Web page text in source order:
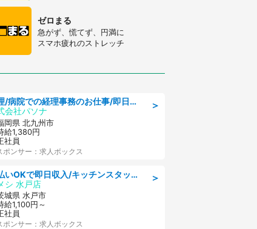
ゼロまる
急がず、慌てず、円満に
スマホ疲れのストレッチ
＞
経理/病院での経理事務のお仕事/即日勤務可/車通勤可/経理/一般事務
会社パソナ
岡県 北九州市
給1,380円
社員
ポンサー：求人ボックス
＞
日払いOKで即日収入/キッチンスタッフ/「原付免許必須」デリバリー業務など、自己成長可能な幅広い仕事に挑戦!髪型自由&ピアス・ネイルOK/茨城県/水戸市
シ 水戸店
城県 水戸市
給1,100円～
社員
ポンサー：求人ボックス